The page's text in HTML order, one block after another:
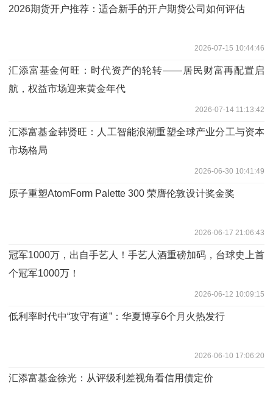
2026期货开户推荐：适合新手的开户期货公司如何评估
2026-07-15 10:44:46
汇添富基金何旺：时代资产的轮转——居民财富再配置启
航，权益市场迎来黄金年代
2026-07-14 11:13:42
汇添富基金韩贤旺：人工智能浪潮重塑全球产业分工与资本
市场格局
2026-06-30 10:41:49
原子重塑AtomForm Palette 300 荣膺伦敦设计奖金奖
2026-06-17 21:06:43
冠军1000万，出自手艺人！手艺人酒重磅加码，台球史上首
个冠军1000万！
2026-06-12 10:09:15
低利率时代中“攻守有道”：华夏博享6个月火热发行
2026-06-10 17:06:20
汇添富基金徐光：从评级利差视角看信用债定价